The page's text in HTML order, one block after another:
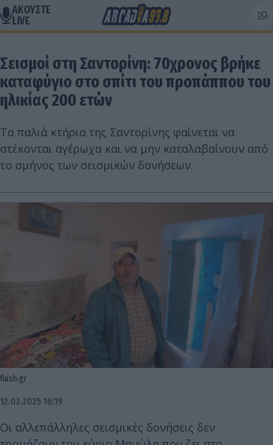
ΑΚΟΥΣΤΕ
LIVE
Σεισμοί στη Σαντορίνη: 70χρονος βρήκε
καταφύγιο στο σπίτι του προπάππου του
ηλικίας 200 ετών
Τα παλιά κτήρια της Σαντορίνης φαίνεται να
στέκονται αγέρωχα και να μην καταλαβαίνουν από
το σμήνος των σεισμικών δονήσεων.
flash.gr
12.02.2025 16:19
Οι αλλεπάλληλες σεισμικές δονήσεις δεν